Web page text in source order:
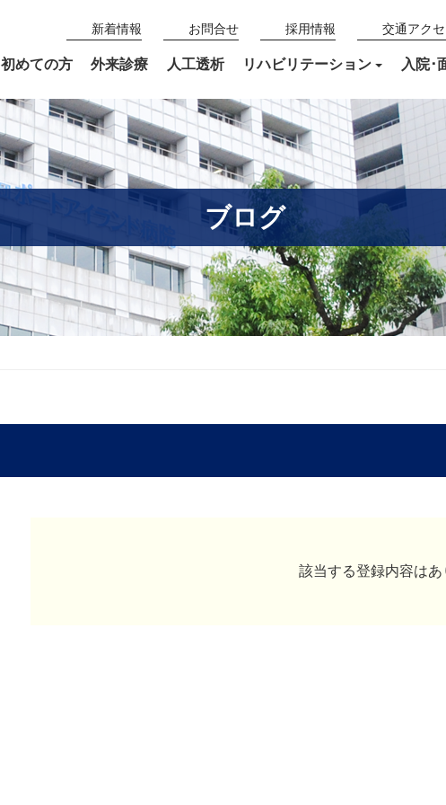
新着情報 お問合せ 採用情報 交通アクセ
初めての方 外来診療 人工透析 リハビリテーション 入院･
ブログ
該当する登録内容はあ